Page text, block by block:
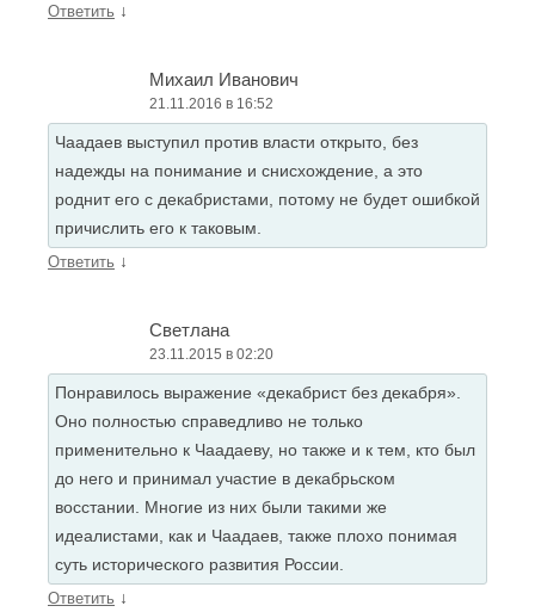
Ответить ↓
Михаил Иванович
21.11.2016 в 16:52
Чаадаев выступил против власти открыто, без
надежды на понимание и снисхождение, а это
роднит его с декабристами, потому не будет ошибкой
причислить его к таковым.
Ответить ↓
Светлана
23.11.2015 в 02:20
Понравилось выражение «декабрист без декабря».
Оно полностью справедливо не только
применительно к Чаадаеву, но также и к тем, кто был
до него и принимал участие в декабрьском
восстании. Многие из них были такими же
идеалистами, как и Чаадаев, также плохо понимая
суть исторического развития России.
Ответить ↓